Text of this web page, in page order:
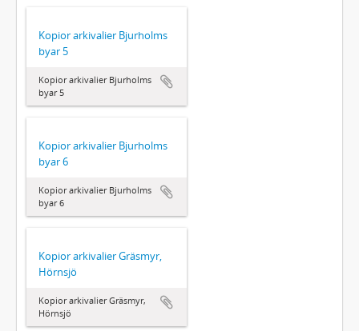
Kopior arkivalier Bjurholms
byar 5
Kopior arkivalier Bjurholms
byar 5
Kopior arkivalier Bjurholms
byar 6
Kopior arkivalier Bjurholms
byar 6
Kopior arkivalier Gräsmyr,
Hörnsjö
Kopior arkivalier Gräsmyr,
Hörnsjö